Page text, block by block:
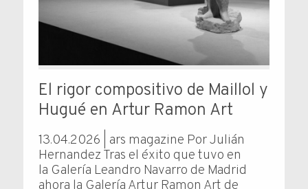
El rigor compositivo de Maillol y
Hugué en Artur Ramon Art
13.04.2026 | ars magazine Por Julián
Hernandez Tras el éxito que tuvo en
la Galería Leandro Navarro de Madrid
ahora la Galería Artur Ramon Art de